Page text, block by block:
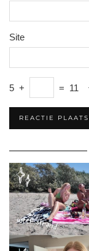
Site
5 + = 11